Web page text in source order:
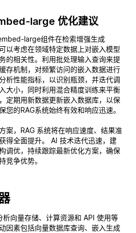
large 优化建议
large组件在检索增强生成
以考虑在领域特定数据上对嵌入模型
的相关性。利用批处理输入查询来提
存机制，对频繁访问的嵌入数据进行
析性能指标，以识别瓶颈，并迭代调
大小，同时利用混合精度训练来平衡
定期用新数据更新嵌入数据库，以保
您的RAG系统始终有效和响应迅速。
案，RAG 系统将在响应速度、结果准
得全面提升。 AI 技术迭代迅速，建
调优，持续跟踪最新优化方案，确保
竞争优势。
析向量存储、计算资源和 API 使用等
因素包括向量数据库查询、嵌入生成